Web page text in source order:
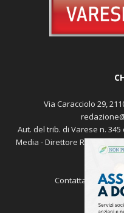
Via Caracciolo 29,
Aut. del trib. di Varese n.
Media - Direttore
Contattaci: